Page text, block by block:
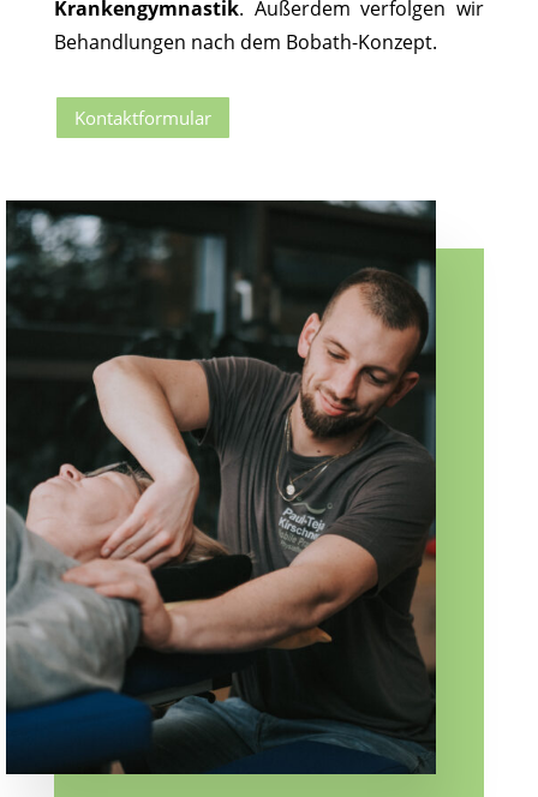
Krankengymnastik. Außerdem verfolgen wir
Behandlungen nach dem Bobath-Konzept.
Kontaktformular